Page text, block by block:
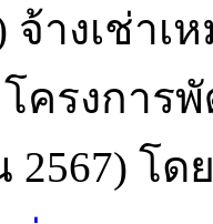
จ้างเช่า
ครงการ
โด